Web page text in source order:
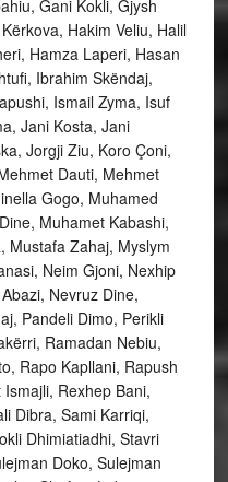
Gani Kokli, Gjysh
Hakim Veliu, Halil
Hamza Laperi, Hasan
Ibrahim Skëndaj,
Ismail Zyma, Isuf
Jani Kosta, Jani
Jorgji Ziu, Koro Çoni,
Dauti, Mehmet
Gogo, Muhamed
Muhamet Kabashi,
Mustafa Zahaj, Myslym
Neim Gjoni, Nexhip
Nevruz Dine,
Pandeli Dimo, Perikli
Ramadan Nebiu,
Rapo Kapllani, Rapush
Rexhep Bani,
Dibra, Sami Karriqi,
Dhimiatiadhi, Stavri
Doko, Sulejman